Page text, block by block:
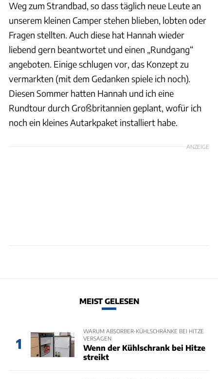
Weg zum Strandbad, so dass täglich neue Leute an
unserem kleinen Camper stehen blieben, lobten oder
Fragen stellten. Auch diese hat Hannah wieder
liebend gern beantwortet und einen „Rundgang“
angeboten. Einige schlugen vor, das Konzept zu
vermarkten (mit dem Gedanken spiele ich noch).
Diesen Sommer hatten Hannah und ich eine
Rundtour durch Großbritannien geplant, wofür ich
noch ein kleines Autarkpaket installiert habe.
ANZEIGE
MEIST GELESEN
1
WARUM ABSORBER-KÜHLSCHRÄNKE BEI HITZE
VERSAGEN
Wenn der Kühlschrank bei Hitze
streikt